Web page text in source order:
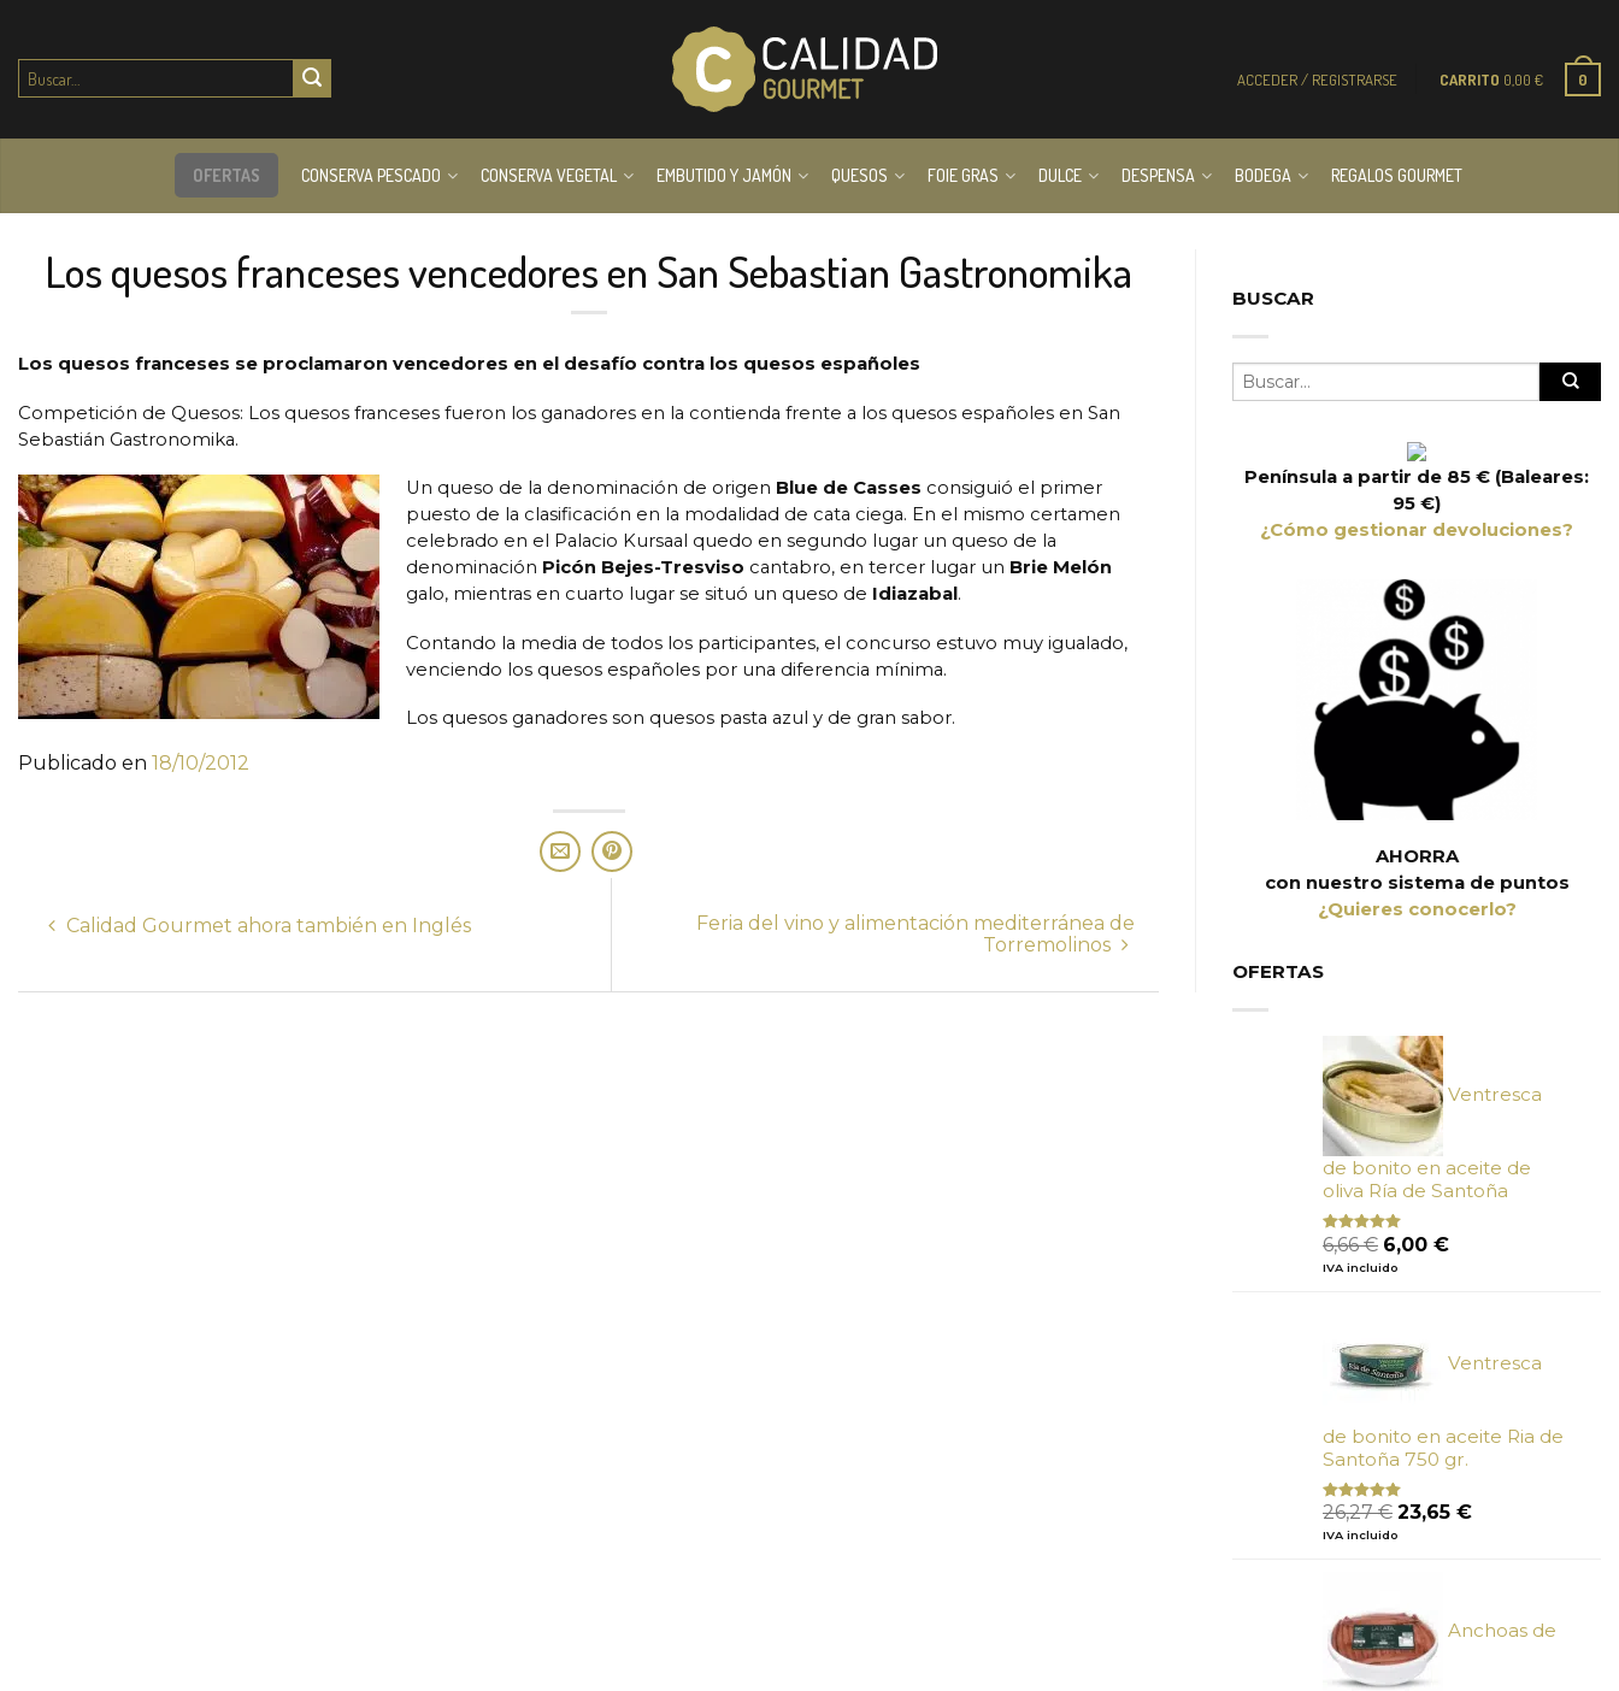
Buscar
por: ACCEDER / REGISTRARSE CARRITO 0,00 € 0
OFERTAS CONSERVA PESCADO CONSERVA VEGETAL EMBUTIDO Y JAMÓN QUESOS FOIE GRAS DULCE DESPENSA BODEGA REGALOS GOURMET
Los quesos franceses vencedores en San Sebastian Gastronomika
Los quesos franceses se proclamaron vencedores en el desafío contra los quesos españoles
Competición de Quesos: Los quesos franceses fueron los ganadores en la contienda frente a los quesos españoles en San
Sebastián Gastronomika.
Un queso de la denominación de origen Blue de Casses consiguió el primer
puesto de la clasificación en la modalidad de cata ciega. En el mismo certamen
celebrado en el Palacio Kursaal quedo en segundo lugar un queso de la
denominación Picón Bejes-Tresviso cantabro, en tercer lugar un Brie Melón
galo, mientras en cuarto lugar se situó un queso de Idiazabal.
Contando la media de todos los participantes, el concurso estuvo muy igualado,
venciendo los quesos españoles por una diferencia mínima.
Los quesos ganadores son quesos pasta azul y de gran sabor.
Publicado en 18/10/2012
Calidad Gourmet ahora también en Inglés
Feria del vino y alimentación mediterránea de
Torremolinos
BUSCAR
Península a partir de 85 € (Baleares:
95 €)
¿Cómo gestionar devoluciones?
AHORRA
con nuestro sistema de puntos
¿Quieres conocerlo?
OFERTAS
Ventresca
de bonito en aceite de
oliva Ría de Santoña
Valorado
con
de 5
6,66€ El
precio
6,00 €El
IVA incluido
Ventresca
de bonito en aceite Ria de
Santoña 750 gr.
Valorado
con
5
26,27€ El
precio
23,65 €El
IVA incluido
Anchoas de